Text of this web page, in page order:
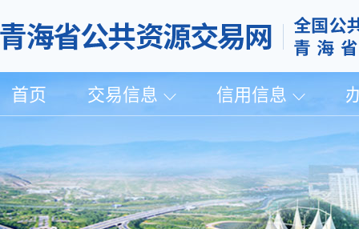
首页 交易信息 信用信息